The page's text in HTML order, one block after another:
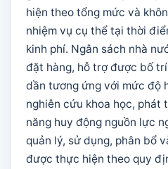
hiện theo tổng mức và
nhiệm vụ cụ thể tại thời
kinh phí. Ngân sách nhà
đặt hàng, hỗ trợ được bố
dần tương ứng với mức độ
nghiên cứu khoa học, phát
năng huy động nguồn lực
quản lý, sử dụng, phân bổ
được thực hiện theo quy